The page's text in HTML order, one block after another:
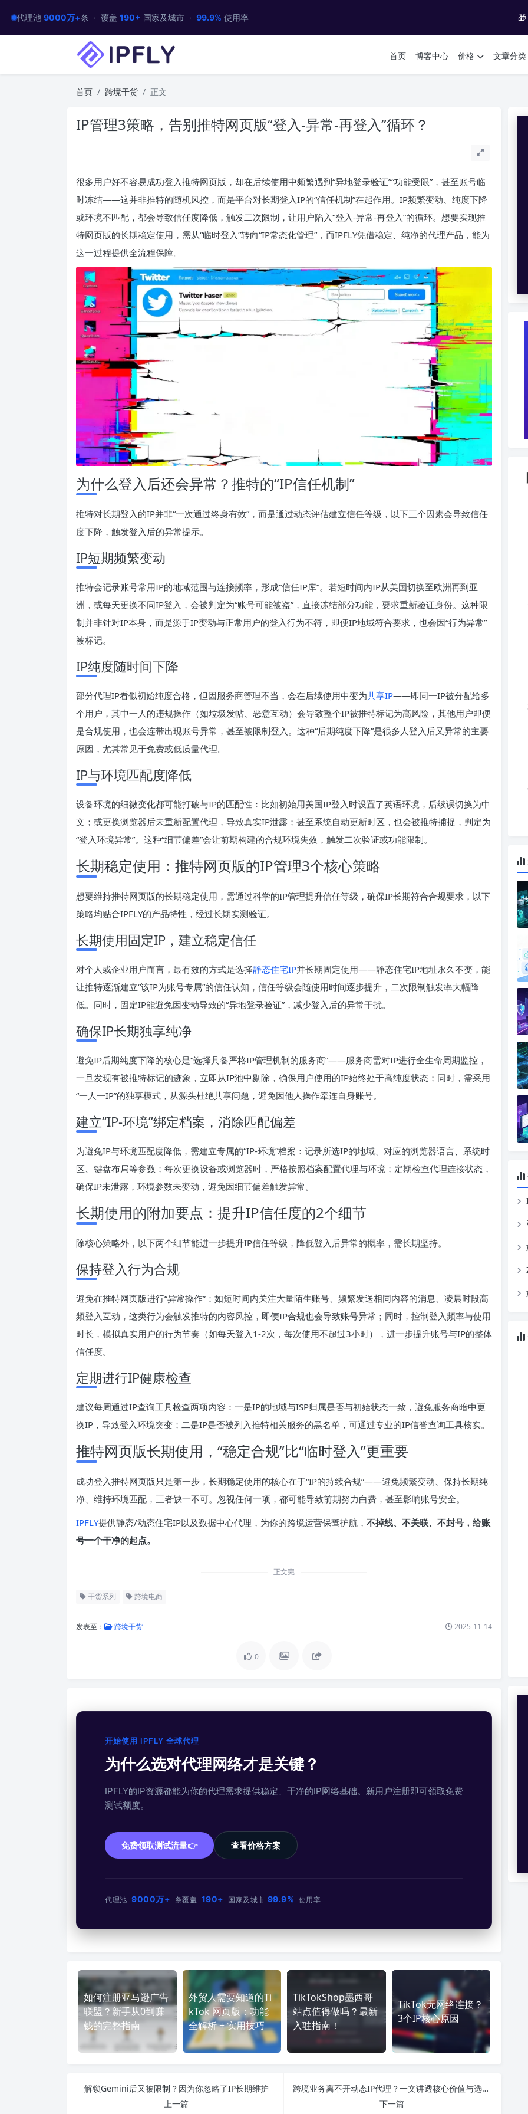
代理池 9000万+条 · 覆盖 190+ 国家及城市 · 99.9% 使用率 🎁
首页 博客中心 价格 文章分类
首页 跨境干货 正文
IP管理3策略，告别推特网页版“登入-异常-再登入”循环？
很多用户好不容易成功登入推特网页版，却在后续使用中频繁遇到“异地登录验证”“功能受限”，甚至账号临
时冻结——这并非推特的随机风控，而是平台对长期登入IP的“信任机制”在起作用。IP频繁变动、纯度下降
或环境不匹配，都会导致信任度降低，触发二次限制，让用户陷入“登入-异常-再登入”的循环。想要实现推
特网页版的长期稳定使用，需从“临时登入”转向“IP常态化管理”，而IPFLY凭借稳定、纯净的代理产品，能为
这一过程提供全流程保障。
为什么登入后还会异常？推特的“IP信任机制”
推特对长期登入的IP并非“一次通过终身有效”，而是通过动态评估建立信任等级，以下三个因素会导致信任
度下降，触发登入后的异常提示。
IP短期频繁变动
推特会记录账号常用IP的地域范围与连接频率，形成“信任IP库”。若短时间内IP从美国切换至欧洲再到亚
洲，或每天更换不同IP登入，会被判定为“账号可能被盗”，直接冻结部分功能，要求重新验证身份。这种限
制并非针对IP本身，而是源于IP变动与正常用户的登入行为不符，即便IP地域符合要求，也会因“行为异常”
被标记。
IP纯度随时间下降
部分代理IP看似初始纯度合格，但因服务商管理不当，会在后续使用中变为共享IP——即同一IP被分配给多
个用户，其中一人的违规操作（如垃圾发帖、恶意互动）会导致整个IP被推特标记为高风险，其他用户即便
是合规使用，也会连带出现账号异常，甚至被限制登入。这种“后期纯度下降”是很多人登入后又异常的主要
原因，尤其常见于免费或低质量代理。
IP与环境匹配度降低
设备环境的细微变化都可能打破与IP的匹配性：比如初始用美国IP登入时设置了英语环境，后续误切换为中
文；或更换浏览器后未重新配置代理，导致真实IP泄露；甚至系统自动更新时区，也会被推特捕捉，判定为
“登入环境异常”。这种“细节偏差”会让前期构建的合规环境失效，触发二次验证或功能限制。
长期稳定使用：推特网页版的IP管理3个核心策略
想要维持推特网页版的长期稳定使用，需通过科学的IP管理提升信任等级，确保IP长期符合合规要求，以下
策略均贴合IPFLY的产品特性，经过长期实测验证。
长期使用固定IP，建立稳定信任
对个人或企业用户而言，最有效的方式是选择静态住宅IP并长期固定使用——静态住宅IP地址永久不变，能
让推特逐渐建立“该IP为账号专属”的信任认知，信任等级会随使用时间逐步提升，二次限制触发率大幅降
低。同时，固定IP能避免因变动导致的“异地登录验证”，减少登入后的异常干扰。
确保IP长期独享纯净
避免IP后期纯度下降的核心是“选择具备严格IP管理机制的服务商”——服务商需对IP进行全生命周期监控，
一旦发现有被推特标记的迹象，立即从IP池中剔除，确保用户使用的IP始终处于高纯度状态；同时，需采用
“一人一IP”的独享模式，从源头杜绝共享问题，避免因他人操作牵连自身账号。
建立“IP-环境”绑定档案，消除匹配偏差
为避免IP与环境匹配度降低，需建立专属的“IP-环境”档案：记录所选IP的地域、对应的浏览器语言、系统时
区、键盘布局等参数；每次更换设备或浏览器时，严格按照档案配置代理与环境；定期检查代理连接状态，
确保IP未泄露，环境参数未变动，避免因细节偏差触发异常。
长期使用的附加要点：提升IP信任度的2个细节
除核心策略外，以下两个细节能进一步提升IP信任等级，降低登入后异常的概率，需长期坚持。
保持登入行为合规
避免在推特网页版进行“异常操作”：如短时间内关注大量陌生账号、频繁发送相同内容的消息、凌晨时段高
频登入互动，这类行为会触发推特的内容风控，即便IP合规也会导致账号异常；同时，控制登入频率与使用
时长，模拟真实用户的行为节奏（如每天登入1-2次，每次使用不超过3小时），进一步提升账号与IP的整体
信任度。
定期进行IP健康检查
建议每周通过IP查询工具检查两项内容：一是IP的地域与ISP归属是否与初始状态一致，避免服务商暗中更
换IP，导致登入环境突变；二是IP是否被列入推特相关服务的黑名单，可通过专业的IP信誉查询工具核实。
推特网页版长期使用，“稳定合规”比“临时登入”更重要
成功登入推特网页版只是第一步，长期稳定使用的核心在于“IP的持续合规”——避免频繁变动、保持长期纯
净、维持环境匹配，三者缺一不可。忽视任何一项，都可能导致前期努力白费，甚至影响账号安全。
IPFLY提供静态/动态住宅IP以及数据中心代理，为你的跨境运营保驾护航， 不掉线、不关联、不封号，给账
号一个干净的起点。
正文完
干货系列 跨境电商
发表至： 跨境干货 2025-11-14
0
开始使用 IPFLY 全球代理
为什么选对代理网络才是关键？
IPFLY的IP资源都能为你的代理需求提供稳定、干净的IP网络基础。新用户注册即可领取免费
测试额度。
免费领取测试流量👉 查看价格方案
代理池 9000万+ 条覆盖 190+ 国家及城市 99.9% 使用率
如何注册亚马逊广告
联盟？新手从0到赚
钱的完整指南
外贸人需要知道的Ti
kTok 网页版：功能
全解析 + 实用技巧
TikTokShop墨西哥
站点值得做吗？最新
入驻指南！
TikTok无网络连接？
3个IP核心原因
解锁Gemini后又被限制？因为你忽略了IP长期维护
上一篇
跨境业务离不开动态IP代理？一文讲透核心价值与选择逻辑
下一篇